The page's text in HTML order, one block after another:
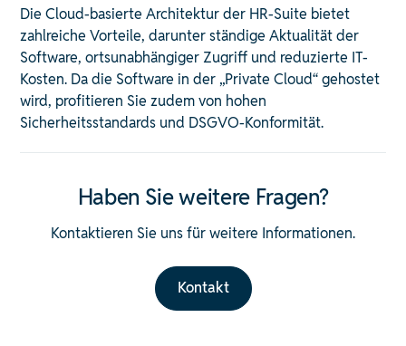
Die Cloud-basierte Architektur der HR-Suite bietet
zahlreiche Vorteile, darunter ständige Aktualität der
Software, ortsunabhängiger Zugriff und reduzierte IT-
Kosten. Da die Software in der „Private Cloud“ gehostet
wird, profitieren Sie zudem von hohen
Sicherheitsstandards und DSGVO-Konformität. ​
Haben Sie weitere Fragen?
Kontaktieren Sie uns für weitere Informationen.
Kontakt